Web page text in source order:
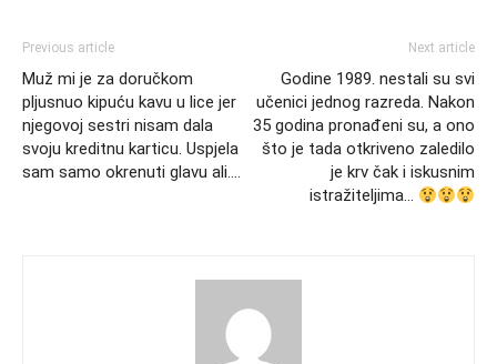
Previous article
Muž mi je za doručkom
pljusnuo kipuću kavu u lice jer
njegovoj sestri nisam dala
svoju kreditnu karticu. Uspjela
sam samo okrenuti glavu ali….
Next article
Godine 1989. nestali su svi
učenici jednog razreda. Nakon
35 godina pronađeni su, a ono
što je tada otkriveno zaledilo
je krv čak i iskusnim
istražiteljima…